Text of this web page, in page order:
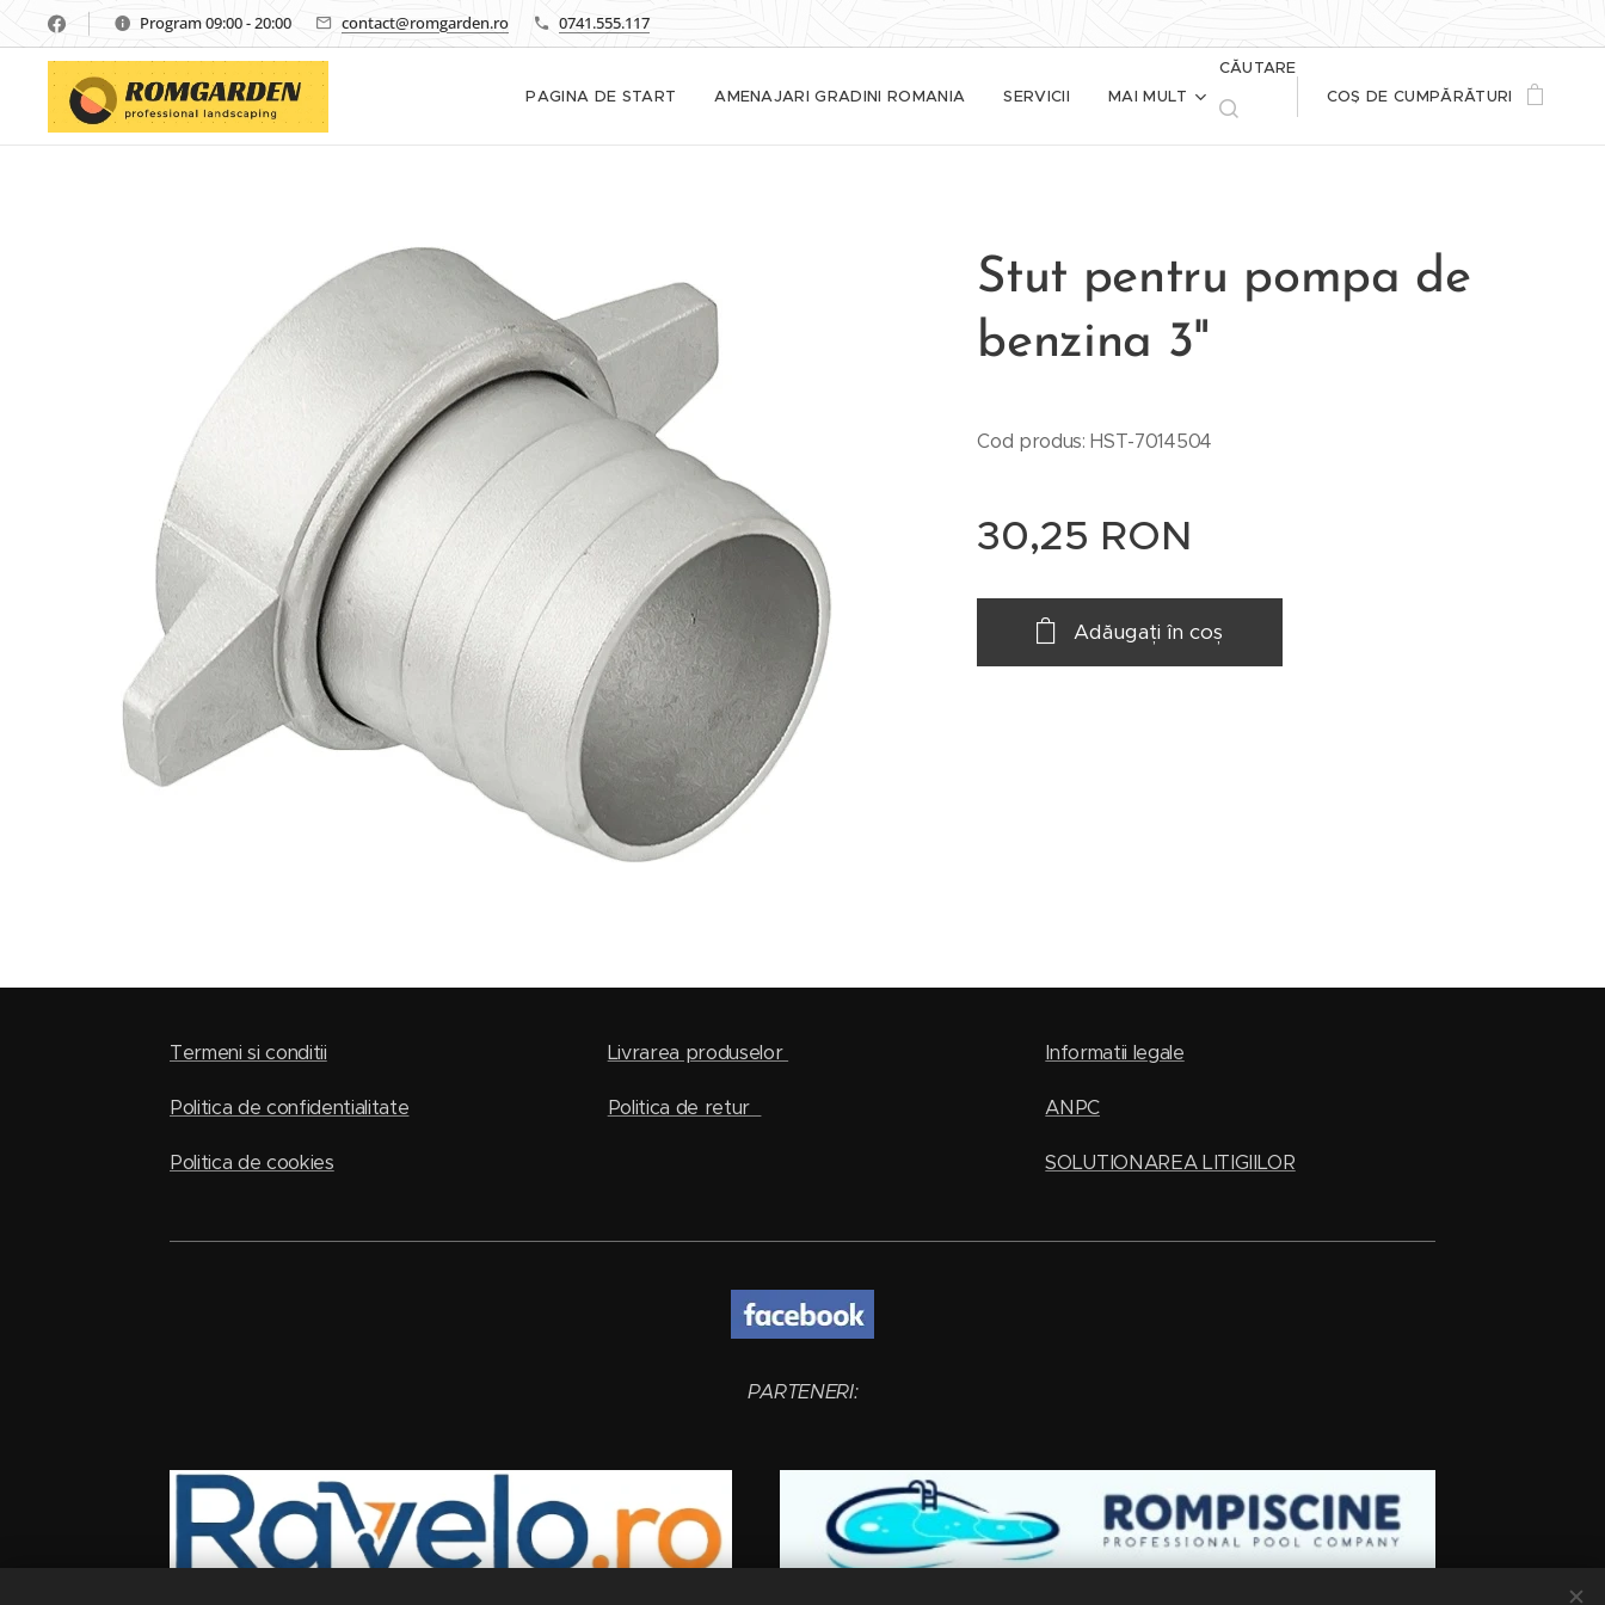
Program 09:00 - 20:00 contact@romgarden.ro 0741.555.117
PAGINA DE START AMENAJARI GRADINI ROMANIA SERVICII MAI MULT
CĂUTARE
COȘ DE CUMPĂRĂTURI
Stut pentru pompa de
benzina 3"
Cod produs: HST-7014504
30,25 RON
Adăugați în coș
Termeni si conditii
Politica de confidentialitate
Politica de cookies
Livrarea produselor
Politica de retur
Informatii legale
ANPC
SOLUTIONAREA LITIGIILOR
PARTENERI: